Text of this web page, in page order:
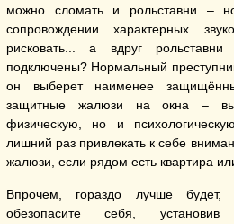
можно сломать и рольставни –
сопровождении характерных
рисковать... а вдруг
подключены? Нормальный
он выберет наименее
защитные жалюзи на окна – вы
физическую, но и
лишний раз привлекать к себе
жалюзи, если рядом есть квартира
Впрочем, гораздо лучше будет,
обезопасите себя,